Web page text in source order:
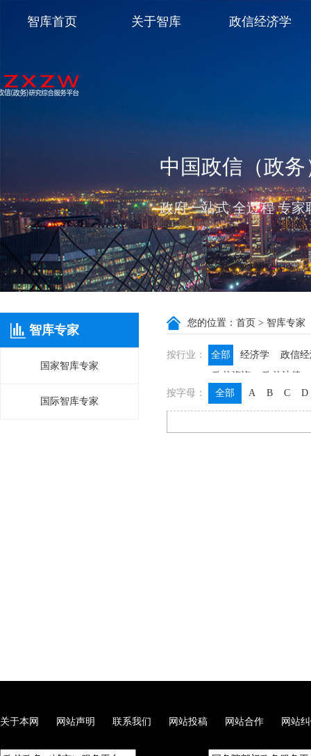
中国政信（政
政府一站式 全过程 专
智库首页 关于智库 政信经济学
智库专家
国家智库专家
国际智库专家
您的位置： 首页 > 智库专家
按行业： 全部 经济学
政信
政信咨询
政信法律
按字母：
全部 A B C D
关于本网 网站声明 联系我们 网站投稿 网站合作 网站